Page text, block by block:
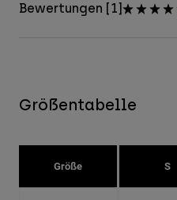
Bewertungen [1]
Größentabelle
Größe S